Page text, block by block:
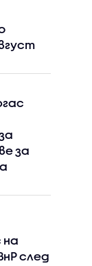
за
на
след